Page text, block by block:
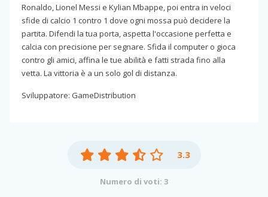
Ronaldo, Lionel Messi e Kylian Mbappe, poi entra in veloci
sfide di calcio 1 contro 1 dove ogni mossa può decidere la
partita. Difendi la tua porta, aspetta l'occasione perfetta e
calcia con precisione per segnare. Sfida il computer o gioca
contro gli amici, affina le tue abilità e fatti strada fino alla
vetta. La vittoria è a un solo gol di distanza.
Sviluppatore: GameDistribution
3.3
Numero di voti: 3